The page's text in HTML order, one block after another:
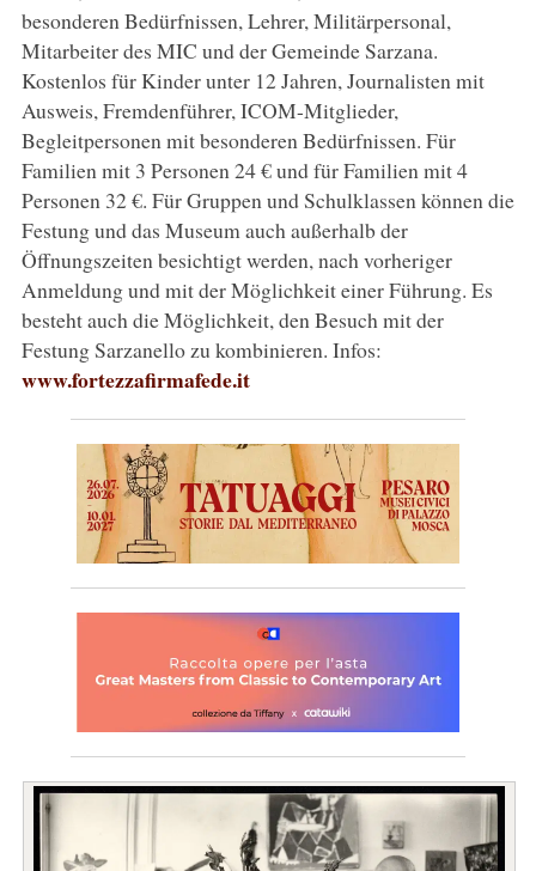
besonderen Bedürfnissen, Lehrer, Militärpersonal,
Mitarbeiter des MIC und der Gemeinde Sarzana.
Kostenlos für Kinder unter 12 Jahren, Journalisten mit
Ausweis, Fremdenführer, ICOM-Mitglieder,
Begleitpersonen mit besonderen Bedürfnissen. Für
Familien mit 3 Personen 24 € und für Familien mit 4
Personen 32 €. Für Gruppen und Schulklassen können die
Festung und das Museum auch außerhalb der
Öffnungszeiten besichtigt werden, nach vorheriger
Anmeldung und mit der Möglichkeit einer Führung. Es
besteht auch die Möglichkeit, den Besuch mit der
Festung Sarzanello zu kombinieren. Infos:
www.fortezzafirmafede.it